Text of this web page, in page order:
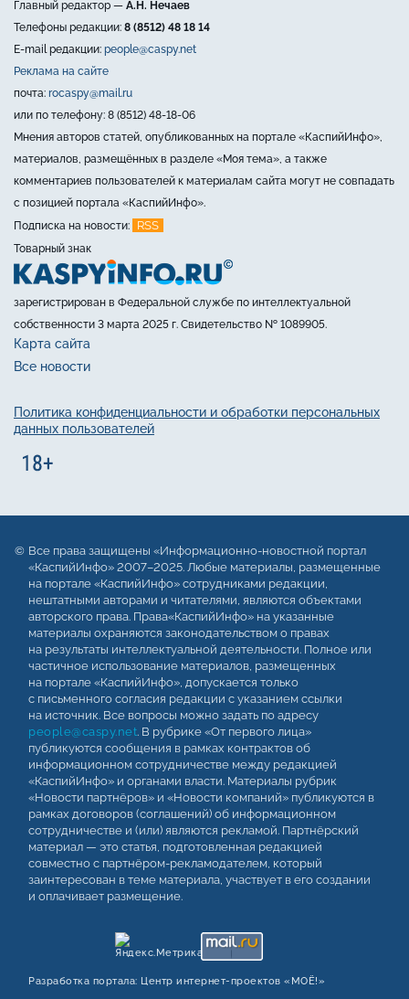
Главный редактор — А.Н. Нечаев
Телефоны редакции: 8 (8512) 48 18 14
E-mail редакции: people@caspy.net
Реклама на сайте
почта: rocaspy@mail.ru
или по телефону: 8 (8512) 48-18-06
Мнения авторов статей, опубликованных на портале «КаспийИнфо»,
материалов, размещённых в разделе «Моя тема», а также
комментариев пользователей к материалам сайта могут не совпадать
с позицией портала «КаспийИнфо».
Подписка на новости:
RSS
Товарный знак
зарегистрирован в Федеральной службе по интеллектуальной
собственности 3 марта 2025 г. Свидетельство № 1089905.
Карта сайта
Все новости
Политика конфиденциальности и обработки персональных
данных пользователей
Все права защищены «Информационно-новостной портал
«КаспийИнфо» 2007–2025. Любые материалы, размещенные
на портале «КаспийИнфо» сотрудниками редакции,
нештатными авторами и читателями, являются объектами
авторского права. Права«КаспийИнфо» на указанные
материалы охраняются законодательством о правах
на результаты интеллектуальной деятельности. Полное или
частичное использование материалов, размещенных
на портале «КаспийИнфо», допускается только
с письменного согласия редакции с указанием ссылки
на источник. Все вопросы можно задать по адресу
people@caspy.net. В рубрике «От первого лица»
публикуются сообщения в рамках контрактов об
информационном сотрудничестве между редакцией
«КаспийИнфо» и органами власти. Материалы рубрик
«Новости партнёров» и «Новости компаний» публикуются в
рамках договоров (соглашений) об информационном
сотрудничестве и (или) являются рекламой. Партнёрский
материал — это статья, подготовленная редакцией
совместно с партнёром-рекламодателем, который
заинтересован в теме материала, участвует в его создании
и оплачивает размещение.
Разработка портала: Центр интернет‑проектов «МОЁ!»